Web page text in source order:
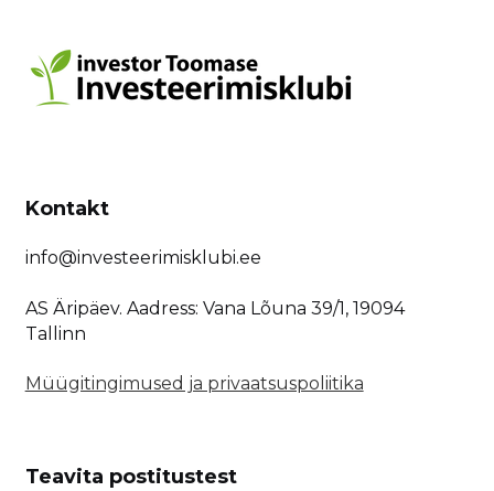
Kontakt
info@investeerimisklubi.ee
AS Äripäev. Aadress: Vana Lõuna 39/1, 19094
Tallinn
Müügitingimused ja privaatsuspoliitika
Teavita postitustest